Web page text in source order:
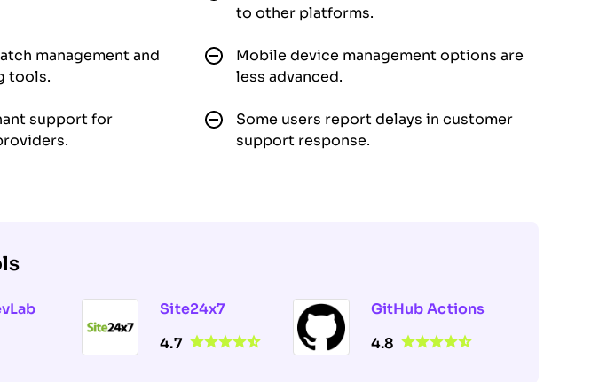
management and
tools.
support for
to other platforms.
Mobile device management options are
less advanced.
Some users report delays in customer
support response.
Site24x7
4.7
GitHub Actions
4.8